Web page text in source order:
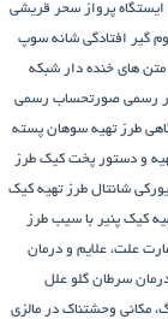
پرواز سحر قریشی
گیر افتادگی شانه سوپ
های خنده دار شبکه
رسمی صورتحساب رسمی
طرز تهیه سوهان پسته
و دستور پخت کیک طرز
شانتال طرز تهیه کیک
کیک پنیر با سیب طرز
علت، علایم و درمان
سرطان گلو علل
مکانی وحشتناک در مالزی